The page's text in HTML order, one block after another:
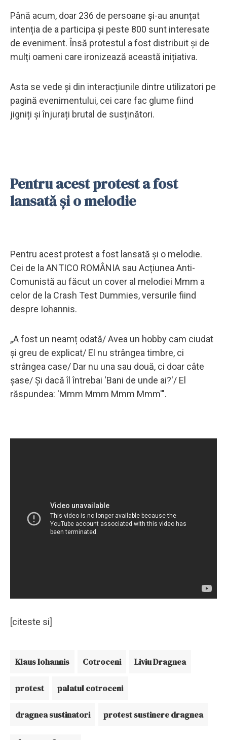
Până acum, doar 236 de persoane și-au anunțat
intenția de a participa și peste 800 sunt interesate
de eveniment. Însă protestul a fost distribuit și de
mulți oameni care ironizează această inițiativa.
Asta se vede și din interacțiunile dintre utilizatori pe
pagină evenimentului, cei care fac glume fiind
jigniți și înjurați brutal de susținători.
Pentru acest protest a fost
lansată și o melodie
Pentru acest protest a fost lansată și o melodie.
Cei de la ANTICO ROMÂNIA sau Acțiunea Anti-
Comunistă au făcut un cover al melodiei Mmm a
celor de la Crash Test Dummies, versurile fiind
despre Iohannis.
„A fost un neamț odată/ Avea un hobby cam ciudat
și greu de explicat/ El nu strângea timbre, ci
strângea case/ Dar nu una sau două, ci doar câte
șase/ Și dacă îl întrebai 'Bani de unde ai?'/ El
răspundea: 'Mmm Mmm Mmm Mmm'".
[citeste si]
Klaus Iohannis Cotroceni Liviu Dragnea
protest palatul cotroceni
dragnea sustinatori protest sustinere dragnea